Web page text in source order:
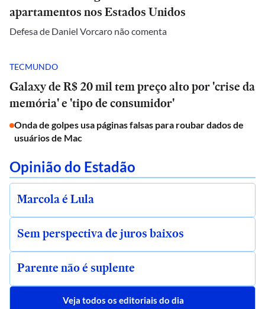
apartamentos nos Estados Unidos
Defesa de Daniel Vorcaro não comenta
TECMUNDO
Galaxy de R$ 20 mil tem preço alto por 'crise da
memória' e 'tipo de consumidor'
Onda de golpes usa páginas falsas para roubar dados de
usuários de Mac
Opinião do Estadão
Marcola é Lula
Sem perspectiva de juros baixos
Parente não é suplente
Veja todos os editoriais do dia